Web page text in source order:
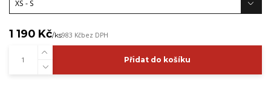
1 190 Kč/ks983 Kčbez DPH
Přidat do košíku